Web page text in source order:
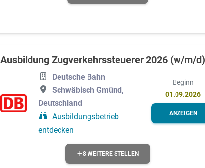
Ausbildung Zugverkehrssteuerer 2026 (w/m/d)
Deutsche Bahn
Schwäbisch Gmünd,
Deutschland
Ausbildungsbetrieb
entdecken
Beginn
01.09.2026
ANZEIGEN
8 WEITERE STELLEN